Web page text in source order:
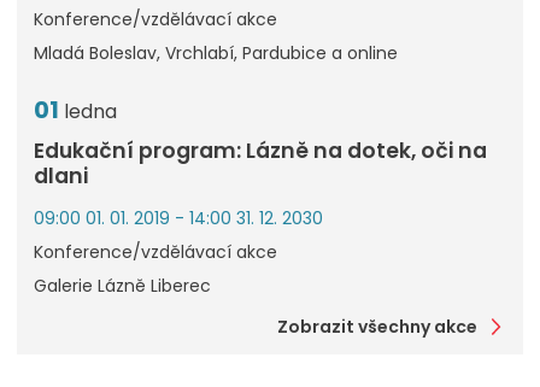
Konference/vzdělávací akce
Mladá Boleslav, Vrchlabí, Pardubice a online
01 ledna
Edukační program: Lázně na dotek, oči na
dlani
09:00 01. 01. 2019 - 14:00 31. 12. 2030
Konference/vzdělávací akce
Galerie Lázně Liberec
Zobrazit všechny akce